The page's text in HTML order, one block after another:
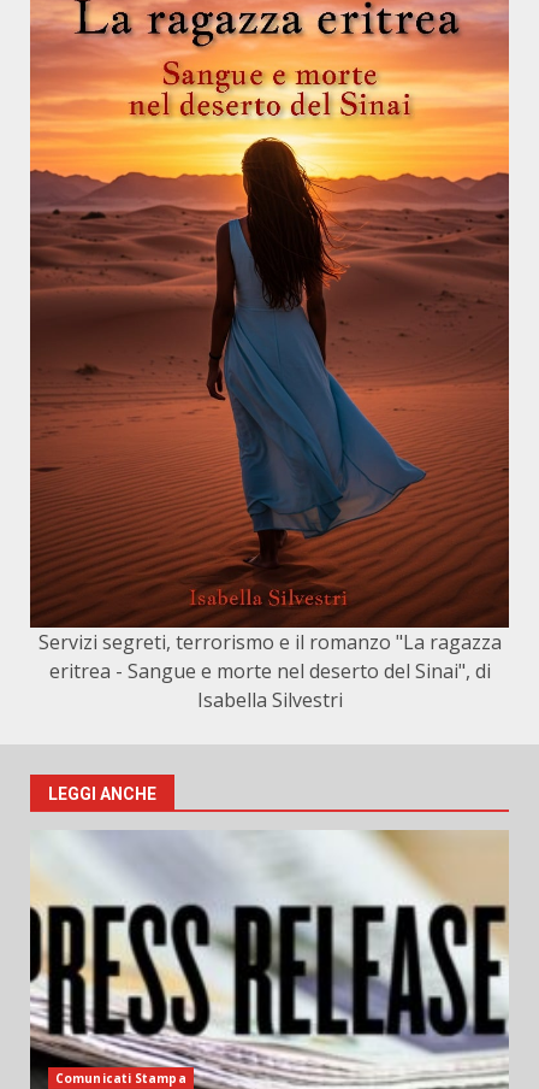
Servizi segreti, terrorismo e il romanzo "La ragazza
eritrea - Sangue e morte nel deserto del Sinai", di
Isabella Silvestri
LEGGI ANCHE
Comunicati Stampa